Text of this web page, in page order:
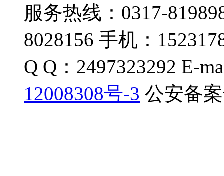
服务热线：0317-
8028156 手机：
Q Q：2497323292 E-
12008308号-3 公安备